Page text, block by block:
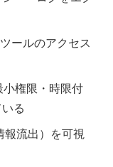
ールのアクセス
権限・時限付
る
流出）を可視